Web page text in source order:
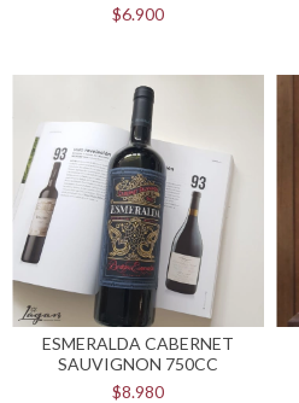
750CC BODEGA FIN DEL
MUNDO
$6.900
ESMERALDA CABERNET
SAUVIGNON 750CC
$8.980